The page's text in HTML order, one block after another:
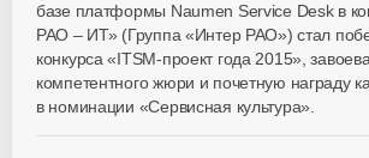
базе платформы Naumen Service Desk в
РАО – ИТ» (Группа «Интер РАО») стал
конкурса «ITSM-проект года 2015»,
компетентного жюри и почетную награду
в номинации «Сервисная культура».